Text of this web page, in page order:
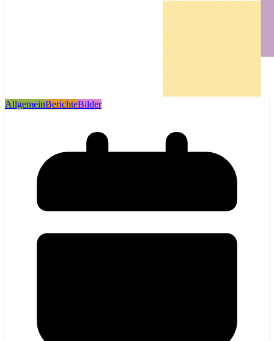
AllgemeinBerichteBilder